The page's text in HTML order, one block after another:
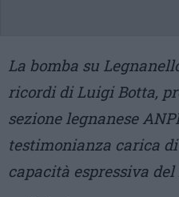
La bomba su
ricordi di Luigi Botta,
sezione legnanese
testimonianza carica
capacità espressiva